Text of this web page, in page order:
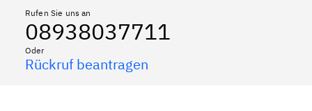
Rufen Sie uns an
08938037711
Oder
Rückruf beantragen